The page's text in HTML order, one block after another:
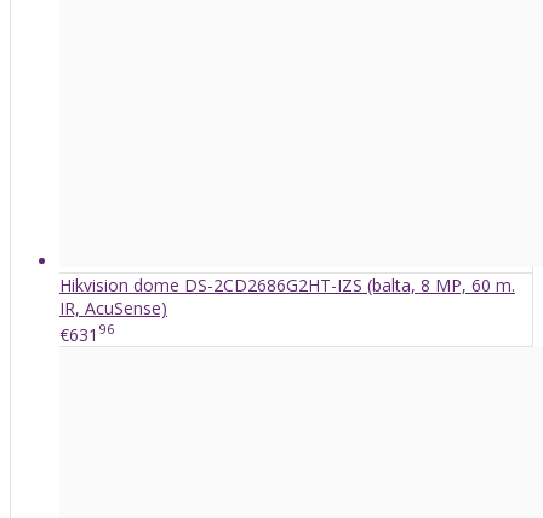
Hikvision dome DS-2CD2686G2HT-IZS (balta, 8 MP, 60 m.
IR, AcuSense)
€631 96